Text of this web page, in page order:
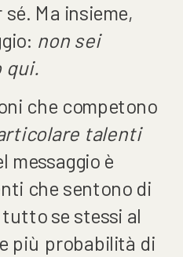
Ma insieme,
non sei
qui.
che competono
talenti
messaggio è
che sentono di
se stessi al
più probabilità di